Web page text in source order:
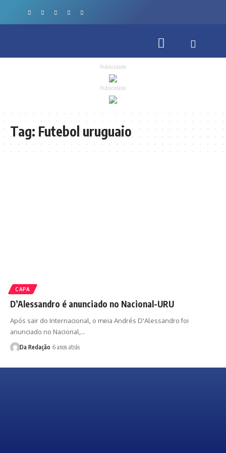
Publicidade
Publicidade
Tag: Futebol uruguaio
CAPA
D’Alessandro é anunciado no Nacional-URU
Após sair do Internacional, o meia Andrés D'Alessandro foi
anunciado no Nacional,…
Da Redação 6 anos atrás